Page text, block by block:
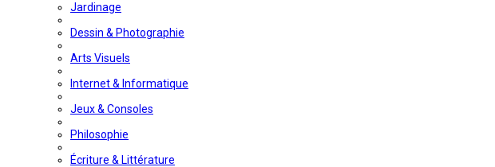
Jardinage
Dessin & Photographie
Arts Visuels
Internet & Informatique
Jeux & Consoles
Philosophie
Écriture & Littérature